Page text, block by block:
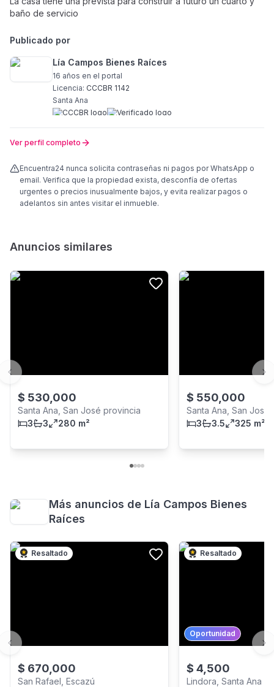
baño de servicio
Publicado por
Lía Campos Bienes Raíces
16 años en el portal
Licencia: CCCBR 1142
Santa Ana
Ver perfil completo
Encuentra24 nunca solicita contraseñas ni pagos por WhatsApp o
email. Verifica que la propiedad exista, desconfía de ofertas
urgentes o precios inusualmente bajos, y evita realizar pagos o
adelantos sin antes visitar el inmueble.
Anuncios similares
$ 530,000
Santa Ana, San José provincia
3
3 280 m²
$ 550,000
Santa Ana, San José
3
3.5 325 m²
Previous slide
Más anuncios de Lía Campos Bienes
Raíces
Resaltado
$ 670,000
San Rafael, Escazú
Resaltado
Oportunidad
$ 4,500
Lindora, Santa Ana
Previous slide